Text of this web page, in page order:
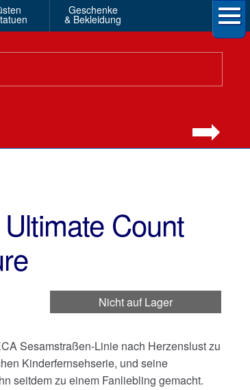
Geschenke
& Bekleidung
Count
Nicht auf Lager
Sesamstraßen-Linie nach Herzenslust zu
Kinderfernsehserie, und seine
seitdem zu einem Fanliebling gemacht.